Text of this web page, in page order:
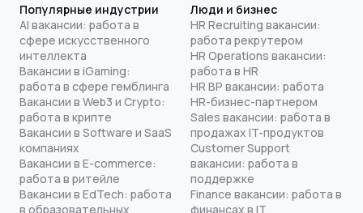
Популярные индустрии
AI вакансии: работа в
сфере искусственного
интеллекта
Вакансии в iGaming:
работа в сфере гемблинга
Вакансии в Web3 и Crypto:
работа в крипте
Вакансии в Software и SaaS
компаниях
Вакансии в E-commerce:
работа в ритейле
Вакансии в EdTech: работа
в образовательных
Люди и бизнес
HR Recruiting вакансии:
работа рекрутером
HR Operations вакансии:
работа в HR
HR BP вакансии: работа
HR-бизнес-партнером
Sales вакансии: работа в
продажах IT-продуктов
Customer Support
вакансии: работа в
поддержке
Finance вакансии: работа в
финансах в IT